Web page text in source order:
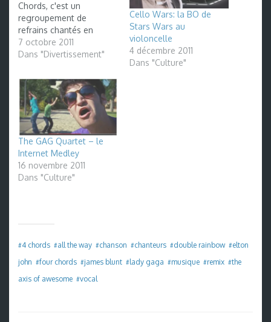
Chords, c'est un
regroupement de
refrains chantés en
reprenant la mélodie
redondante des
bien j'ai trouvé mieux !
Rolling in the Beats, c'est
à peu près le même
concept, mais en mieux:
en fait, il suffit de
reprendre le principe…
7 octobre 2011
Dans "Divertissement"
Cello Wars: la BO de
Stars Wars au
violoncelle
4 décembre 2011
Dans "Culture"
The GAG Quartet – le
Internet Medley
16 novembre 2011
Dans "Culture"
#4 chords #all the way #chanson #chanteurs #double rainbow #elton
john #four chords #james blunt #lady gaga #musique #remix #the
axis of awesome #vocal